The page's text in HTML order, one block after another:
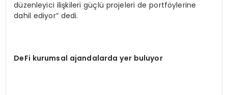
düzenleyici ilişkileri güçlü projeleri de portföylerine
dahil ediyor” dedi.
DeFi kurumsal ajandalarda yer buluyor